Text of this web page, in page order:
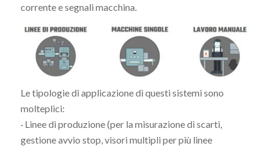
corrente e segnali macchina.
Le tipologie di applicazione di questi sistemi sono
molteplici:
· Linee di produzione (per la misurazione di scarti,
gestione avvio stop, visori multipli per più linee